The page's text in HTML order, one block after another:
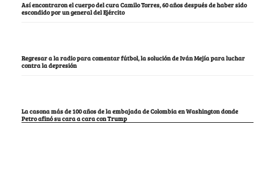
Así encontraron el cuerpo del cura Camilo Torres, 60 años después de haber sido
escondido por un general del Ejército
Regresar a la radio para comentar fútbol, la solución de Iván Mejía para luchar
contra la depresión
La casona más de 100 años de la embajada de Colombia en Washington donde
Petro afinó su cara a cara con Trump